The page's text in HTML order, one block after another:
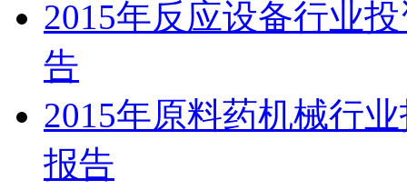
2015年反应设备行业
告
2015年原料药机械行
报告